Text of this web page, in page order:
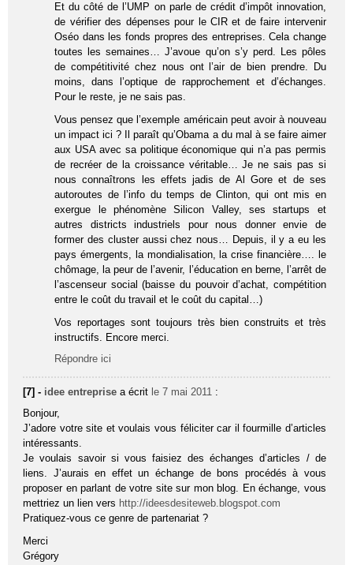
Et du côté de l’UMP on parle de crédit d’impôt innovation,
de vérifier des dépenses pour le CIR et de faire intervenir
Oséo dans les fonds propres des entreprises. Cela change
toutes les semaines… J’avoue qu’on s’y perd. Les pôles
de compétitivité chez nous ont l’air de bien prendre. Du
moins, dans l’optique de rapprochement et d’échanges.
Pour le reste, je ne sais pas.
Vous pensez que l’exemple américain peut avoir à nouveau
un impact ici ? Il paraît qu’Obama a du mal à se faire aimer
aux USA avec sa politique économique qui n’a pas permis
de recréer de la croissance véritable… Je ne sais pas si
nous connaîtrons les effets jadis de Al Gore et de ses
autoroutes de l’info du temps de Clinton, qui ont mis en
exergue le phénomène Silicon Valley, ses startups et
autres districts industriels pour nous donner envie de
former des cluster aussi chez nous… Depuis, il y a eu les
pays émergents, la mondialisation, la crise financière…. le
chômage, la peur de l’avenir, l’éducation en berne, l’arrêt de
l’ascenseur social (baisse du pouvoir d’achat, compétition
entre le coût du travail et le coût du capital…)
Vos reportages sont toujours très bien construits et très
instructifs. Encore merci.
Répondre ici
[7] - idee entreprise a écrit le 7 mai 2011 :
Bonjour,
J’adore votre site et voulais vous féliciter car il fourmille d’articles
intéressants.
Je voulais savoir si vous faisiez des échanges d’articles / de
liens. J’aurais en effet un échange de bons procédés à vous
proposer en parlant de votre site sur mon blog. En échange, vous
mettriez un lien vers http://ideesdesiteweb.blogspot.com
Pratiquez-vous ce genre de partenariat ?
Merci
Grégory